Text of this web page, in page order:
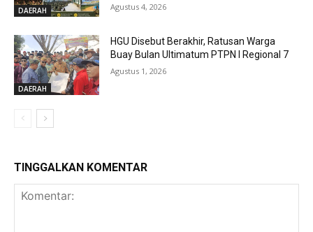
DAERAH Agustus 4, 2026
DAERAH
HGU Disebut Berakhir, Ratusan Warga
Buay Bulan Ultimatum PTPN I Regional 7
Agustus 1, 2026
TINGGALKAN KOMENTAR